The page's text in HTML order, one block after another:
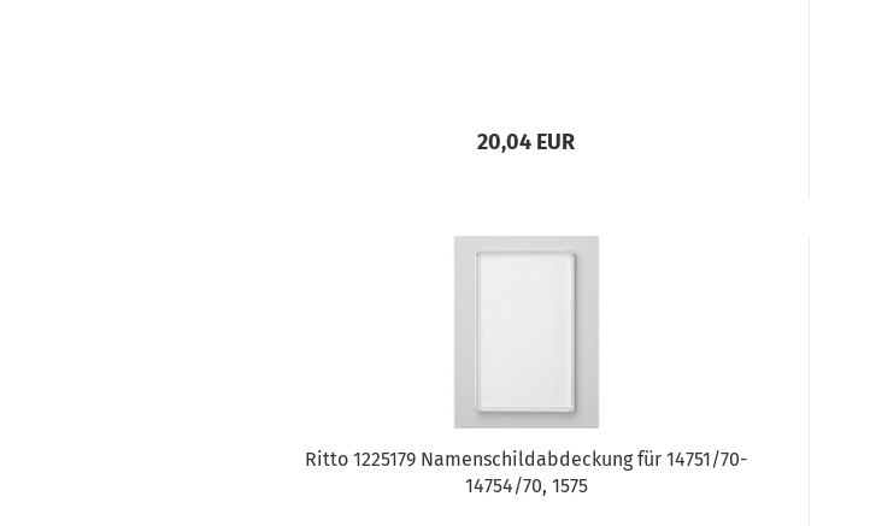
20,04 EUR
Ritto 1225179 Namenschildabdeckung für 14751/70-
14754/70, 1575